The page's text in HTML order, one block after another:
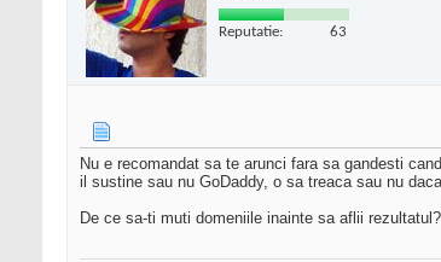
Reputatie: 63
Nu e recomandat sa te arunci fara sa gandesti
il sustine sau nu GoDaddy, o sa treaca sau nu
De ce sa-ti muti domeniile inainte sa aflii